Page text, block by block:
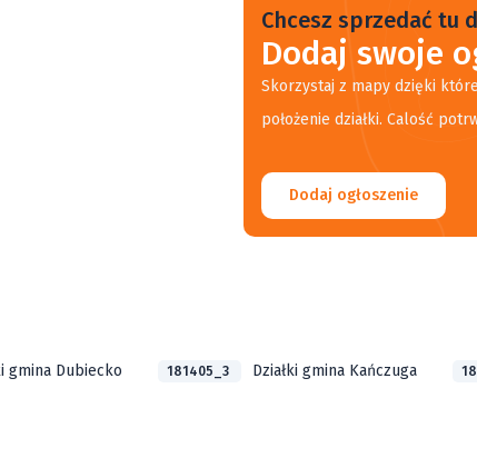
Chcesz sprzedać tu
Dodaj swoje
Skorzystaj z mapy dzięki
położenie działki. Calość
Dodaj ogłoszenie
gmina Dubiecko 181405_3 Działki gmina Kańczuga